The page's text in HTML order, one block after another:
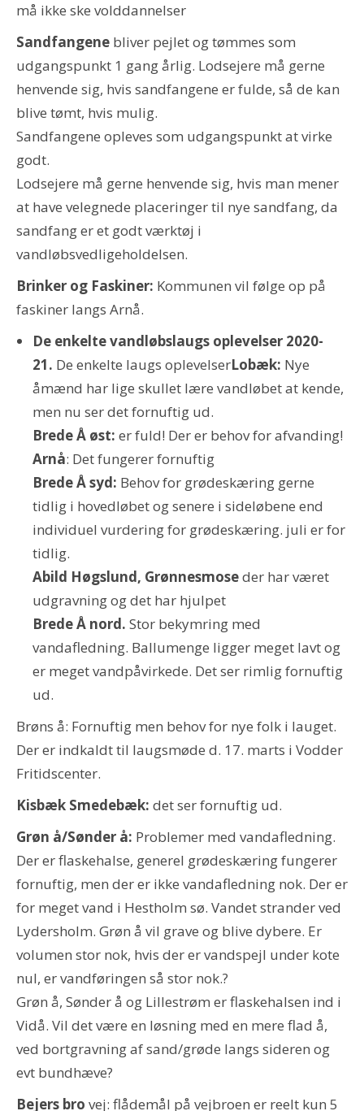
må ikke ske volddannelser
Sandfangene bliver pejlet og tømmes som
udgangspunkt 1 gang årlig. Lodsejere må gerne
henvende sig, hvis sandfangene er fulde, så de kan
blive tømt, hvis mulig.
Sandfangene opleves som udgangspunkt at virke
godt.
Lodsejere må gerne henvende sig, hvis man mener
at have velegnede placeringer til nye sandfang, da
sandfang er et godt værktøj i
vandløbsvedligeholdelsen.
Brinker og Faskiner: Kommunen vil følge op på
faskiner langs Arnå.
De enkelte vandløbslaugs oplevelser 2020-
21. De enkelte laugs oplevelserLobæk: Nye
åmænd har lige skullet lære vandløbet at kende,
men nu ser det fornuftig ud.
Brede Å øst: er fuld! Der er behov for afvanding!
Arnå: Det fungerer fornuftig
Brede Å syd: Behov for grødeskæring gerne
tidlig i hovedløbet og senere i sideløbene end
individuel vurdering for grødeskæring. juli er for
tidlig.
Abild Høgslund, Grønnesmoseder har været
udgravning og det har hjulpet
Brede Å nord. Stor bekymring med
vandafledning. Ballumenge ligger meget lavt og
er meget vandpåvirkede. Det ser rimlig fornuftig
ud.
Brøns å: Fornuftig men behov for nye folk i lauget.
Der er indkaldt til laugsmøde d. 17. marts i Vodder
Fritidscenter.
Kisbæk Smedebæk: det ser fornuftig ud.
Grøn å/Sønder å: Problemer med vandafledning.
Der er flaskehalse, generel grødeskæring fungerer
fornuftig, men der er ikke vandafledning nok. Der er
for meget vand i Hestholm sø. Vandet strander ved
Lydersholm. Grøn å vil grave og blive dybere. Er
volumen stor nok, hvis der er vandspejl under kote
nul, er vandføringen så stor nok.?
Grøn å, Sønder å og Lillestrøm er flaskehalsen ind i
Vidå. Vil det være en løsning med en mere flad å,
ved bortgravning af sand/grøde langs sideren og
evt bundhæve?
Bejers bro vej: flådemål på vejbroen er reelt kun 5